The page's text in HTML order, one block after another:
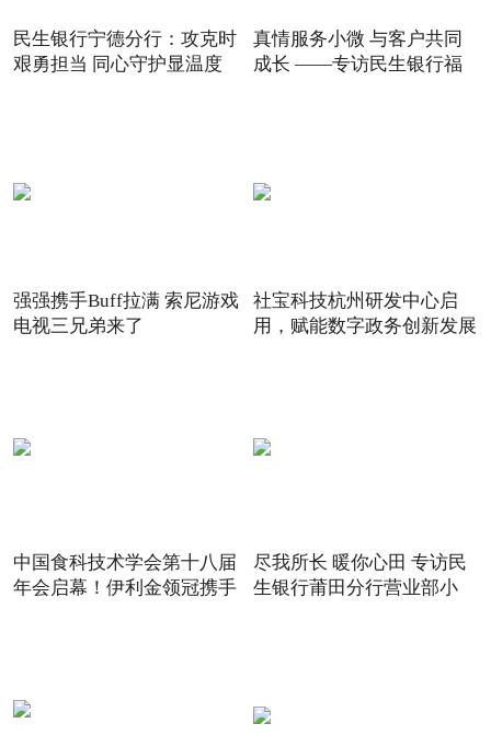
民生银行宁德分行：攻克时
艰勇担当 同心守护显温度
真情服务小微 与客户共同
成长 ——专访民生银行福
强强携手Buff拉满 索尼游戏
电视三兄弟来了
社宝科技杭州研发中心启
用，赋能数字政务创新发展
中国食科技术学会第十八届
年会启幕！伊利金领冠携手
尽我所长 暖你心田 专访民
生银行莆田分行营业部小